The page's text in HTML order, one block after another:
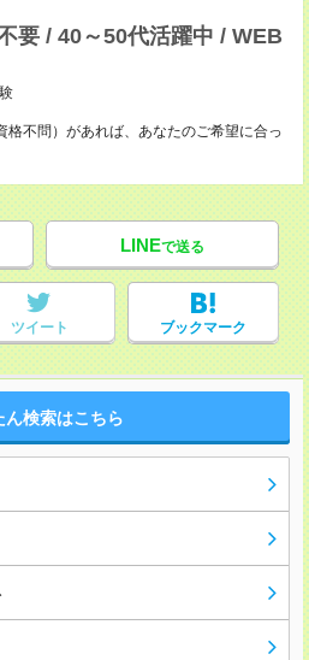
要 / 40～50代活躍中 / WEB
格不問）があれば、あなたのご希望に合っ
LINEで送る
ツイート ブックマーク
ん検索はこちら